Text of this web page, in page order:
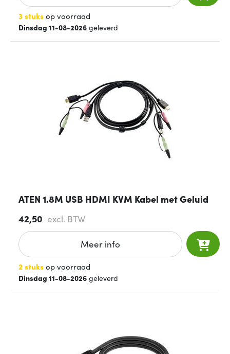
3 stuksop voorraad
Dinsdag 11-08-2026 geleverd
ATEN 1.8M USB HDMI KVM Kabel met Geluid
42,50 excl. BTW
Meer info
2 stuksop voorraad
Dinsdag 11-08-2026 geleverd